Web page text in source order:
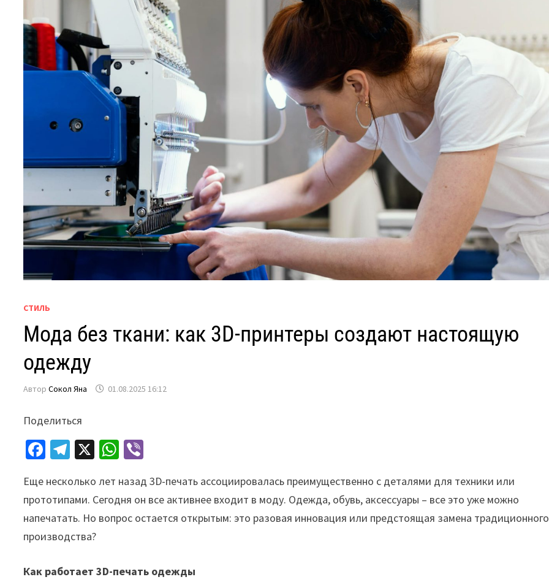
СТИЛЬ
Мода без ткани: как 3D-принтеры создают настоящую
одежду
АвторСокол Яна 01.08.2025 16:12
Поделиться
Fa
b
o
o
k
Te
gr
a
m
X
W
at
sA
p
er
Еще несколько лет назад 3D-печать ассоциировалась преимущественно с деталями для техники или
прототипами. Сегодня он все активнее входит в моду. Одежда, обувь, аксессуары – все это уже можно
напечатать. Но вопрос остается открытым: это разовая инновация или предстоящая замена традиционного
производства?
Как работает 3D-печать одежды